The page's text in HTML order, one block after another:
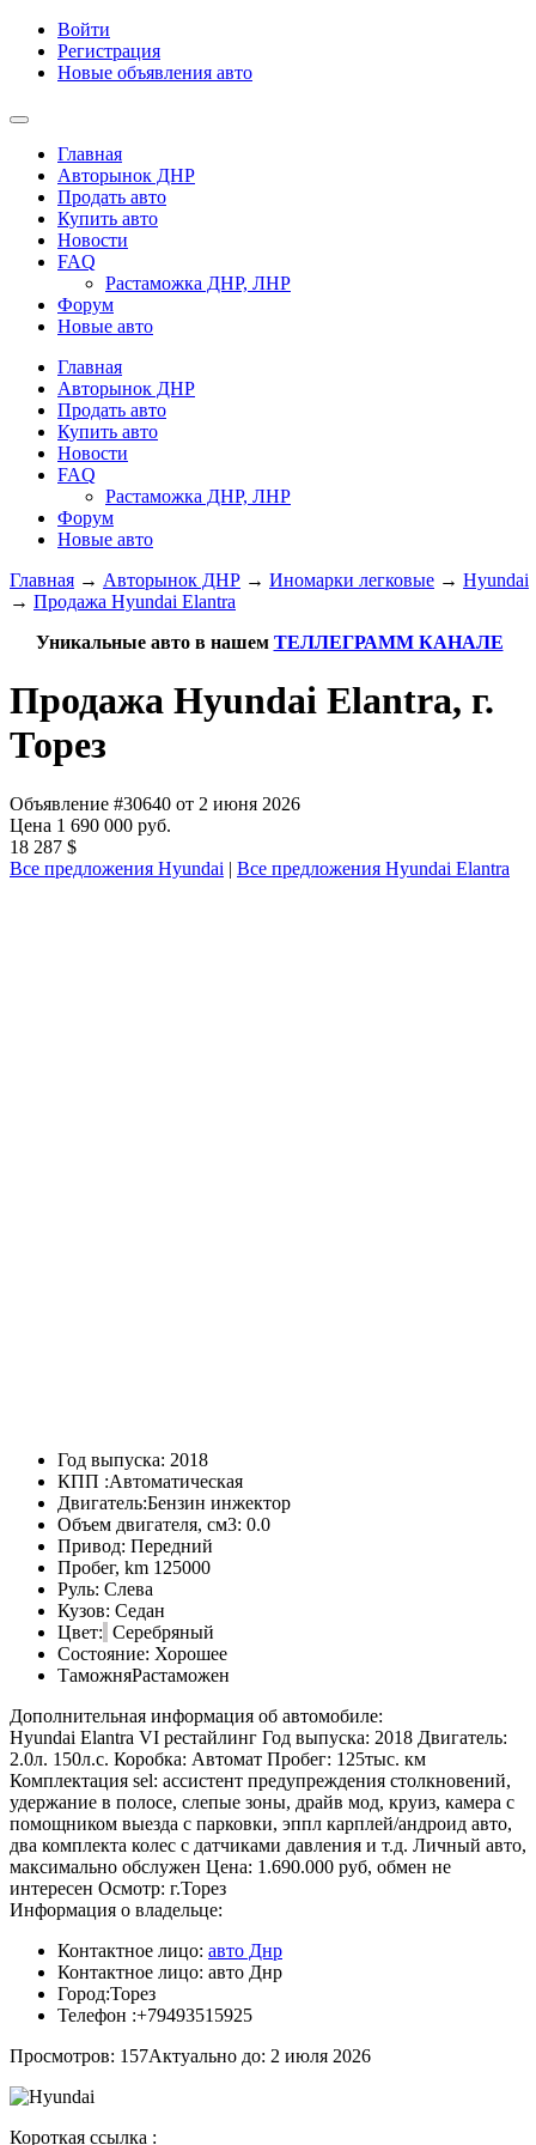
Войти
Регистрация
Новые объявления авто
Главная
Авторынок ДНР
Продать авто
Купить авто
Новости
FAQ
Растаможка ДНР, ЛНР
Форум
Новые авто
Главная
Авторынок ДНР
Продать авто
Купить авто
Новости
FAQ
Растаможка ДНР, ЛНР
Форум
Новые авто
Главная → Авторынок ДНР → Иномарки легковые → Hyundai
→ Продажа Hyundai Elantra
Уникальные авто в нашем ТЕЛЛЕГРАММ КАНАЛЕ
Продажа Hyundai Elantra, г.
Торез
Объявление #30640 от 2 июня 2026
Цена 1 690 000 руб.
18 287 $
Все предложения Hyundai | Все предложения Hyundai Elantra
Год выпуска: 2018
КПП :Автоматическая
Двигатель:Бензин инжектор
Объем двигателя, см3: 0.0
Привод: Передний
Пробег, km 125000
Руль: Слева
Кузов: Седан
Цвет: Серебряный
Состояние: Хорошее
ТаможняРастаможен
Дополнительная информация об автомобиле:
Hyundai Elantra VI рестайлинг Год выпуска: 2018 Двигатель:
2.0л. 150л.с. Коробка: Автомат Пробег: 125тыс. км
Комплектация sel: ассистент предупреждения столкновений,
удержание в полосе, слепые зоны, драйв мод, круиз, камера с
помощником выезда с парковки, эппл карплей/андроид авто,
два комплекта колес с датчиками давления и т.д. Личный авто,
максимально обслужен Цена: 1.690.000 руб, обмен не
интересен Осмотр: г.Торез
Информация о владельце:
Контактное лицо: авто Днр
Контактное лицо: авто Днр
Город:Торез
Телефон :+79493515925
Просмотров: 157Актуально до: 2 июля 2026
Короткая ссылка :